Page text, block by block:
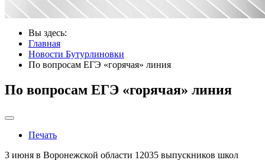
Вы здесь:
Главная
Новости Бутурлиновки
По вопросам ЕГЭ «горячая» линия
По вопросам ЕГЭ «горячая» линия
Печать
3 июня в Воронежской области 12035 выпускников школ